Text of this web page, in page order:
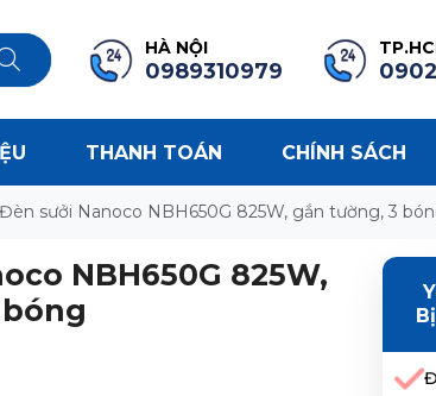
HÀ NỘI
0989310979
THANH TOÁN CHÍNH SÁCH
Đèn sưởi Nanoco NBH650G 825W, gắn tường, 3
NBH650G 825W,